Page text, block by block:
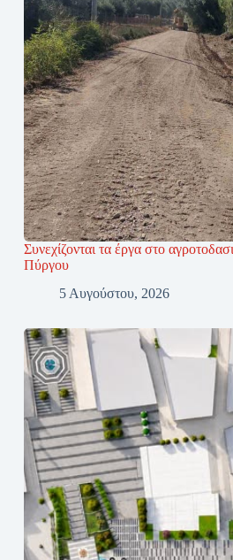
Συνεχίζονται τα έργα στο
Πύργου
5 Αυγούστου, 2026